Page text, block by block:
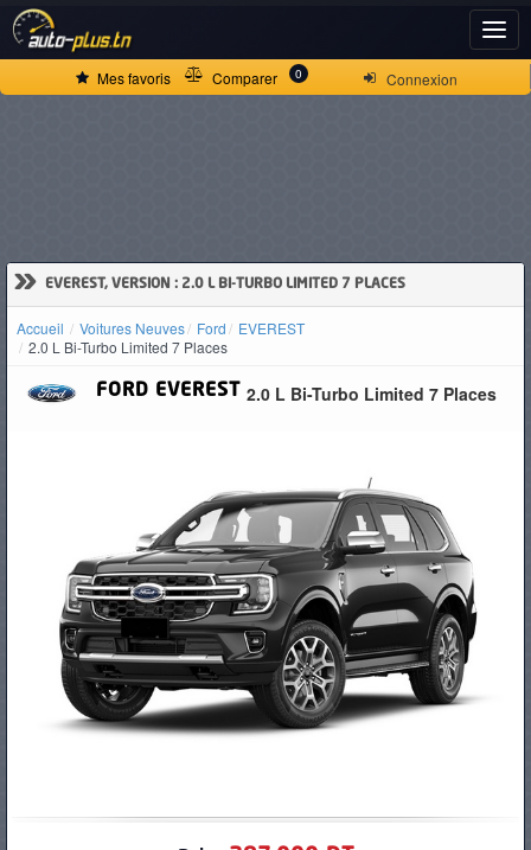
Connexion
Mes favoris Comparer 0
» EVEREST, VERSION : 2.0 L BI-TURBO LIMITED 7 PLACES
Accueil Voitures Neuves Ford
EVEREST
2.0 L Bi-Turbo Limited 7 Places
FORD EVEREST 2.0 L Bi-Turbo Limited 7 Places
ACCUEIL
VOITURES
D'OCCASION
PNEUS